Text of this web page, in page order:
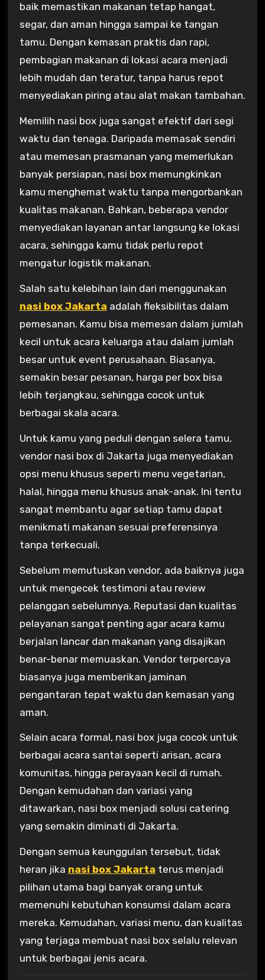
baik memastikan makanan tetap hangat,
segar, dan aman hingga sampai ke tangan
tamu. Dengan kemasan praktis dan rapi,
pembagian makanan di lokasi acara menjadi
lebih mudah dan teratur, tanpa harus repot
menyediakan piring atau alat makan tambahan.
Memilih nasi box juga sangat efektif dari segi
waktu dan tenaga. Daripada memasak sendiri
atau memesan prasmanan yang memerlukan
banyak persiapan, nasi box memungkinkan
kamu menghemat waktu tanpa mengorbankan
kualitas makanan. Bahkan, beberapa vendor
menyediakan layanan antar langsung ke lokasi
acara, sehingga kamu tidak perlu repot
mengatur logistik makanan.
Salah satu kelebihan lain dari menggunakan
nasi box Jakarta adalah fleksibilitas dalam
pemesanan. Kamu bisa memesan dalam jumlah
kecil untuk acara keluarga atau dalam jumlah
besar untuk event perusahaan. Biasanya,
semakin besar pesanan, harga per box bisa
lebih terjangkau, sehingga cocok untuk
berbagai skala acara.
Untuk kamu yang peduli dengan selera tamu,
vendor nasi box di Jakarta juga menyediakan
opsi menu khusus seperti menu vegetarian,
halal, hingga menu khusus anak-anak. Ini tentu
sangat membantu agar setiap tamu dapat
menikmati makanan sesuai preferensinya
tanpa terkecuali.
Sebelum memutuskan vendor, ada baiknya juga
untuk mengecek testimoni atau review
pelanggan sebelumnya. Reputasi dan kualitas
pelayanan sangat penting agar acara kamu
berjalan lancar dan makanan yang disajikan
benar-benar memuaskan. Vendor terpercaya
biasanya juga memberikan jaminan
pengantaran tepat waktu dan kemasan yang
aman.
Selain acara formal, nasi box juga cocok untuk
berbagai acara santai seperti arisan, acara
komunitas, hingga perayaan kecil di rumah.
Dengan kemudahan dan variasi yang
ditawarkan, nasi box menjadi solusi catering
yang semakin diminati di Jakarta.
Dengan semua keunggulan tersebut, tidak
heran jika nasi box Jakarta terus menjadi
pilihan utama bagi banyak orang untuk
memenuhi kebutuhan konsumsi dalam acara
mereka. Kemudahan, variasi menu, dan kualitas
yang terjaga membuat nasi box selalu relevan
untuk berbagai jenis acara.